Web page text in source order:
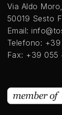
Via Aldo
50019 Sesto
Email:
Telefono:
Fax: +39 055